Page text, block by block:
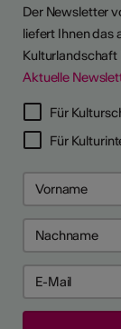
Der Newsletter
liefert Ihnen das
Kulturlandschaft
Aktuelle
Für
Für